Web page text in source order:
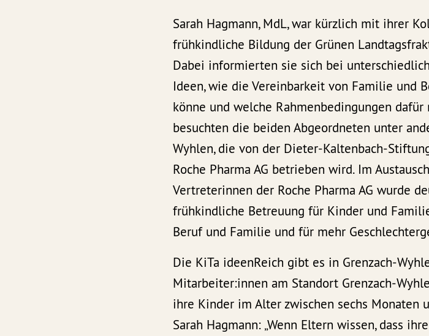
Sarah Hagmann, MdL, war kürzlich mit ihrer
frühkindliche Bildung der Grünen
Dabei informierten sie sich bei
Ideen, wie die Vereinbarkeit von Familie und
könne und welche Rahmenbedingungen
besuchten die beiden Abgeordneten unter
Wyhlen, die von der Dieter-Kaltenbach-
Roche Pharma AG betrieben wird. Im
Vertreterinnen der Roche Pharma AG wurde
frühkindliche Betreuung für Kinder und
Beruf und Familie und für mehr
Die KiTa ideenReich gibt es in Grenzach-
Mitarbeiter:innen am Standort Grenzach-
ihre Kinder im Alter zwischen sechs Monaten
Sarah Hagmann: „Wenn Eltern wissen, dass